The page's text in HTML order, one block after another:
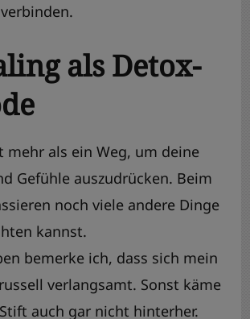
als Detox-
mehr als ein Weg, um deine
Gefühle auszudrücken. Beim
noch viele andere Dinge
kannst.
bemerke ich, dass sich mein
verlangsamt. Sonst käme
auch gar nicht hinterher.